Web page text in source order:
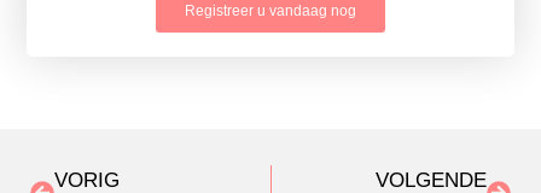
Registreer u vandaag nog
VORIG VOLGENDE